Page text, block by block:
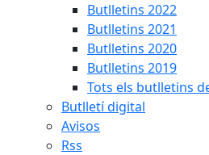
Butlletins 2022
Butlletins 2021
Butlletins 2020
Butlletins 2019
Tots els butlletins
Butlletí digital
Avisos
Rss